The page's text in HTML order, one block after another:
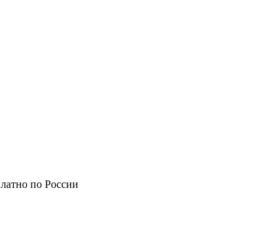
по России